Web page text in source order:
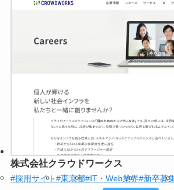
株式会社クラウドワークス
#採用サイト#東京都#IT・Web業界#新卒募